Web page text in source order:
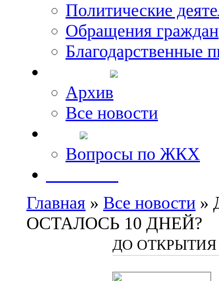
Политические
Обращения граждан
Благодарственные
Архив
Все новости
Вопросы по ЖКХ
Главная » Все новости »
ОСТАЛОСЬ 10 ДНЕЙ?
ДО ОТКРЫТИЯ